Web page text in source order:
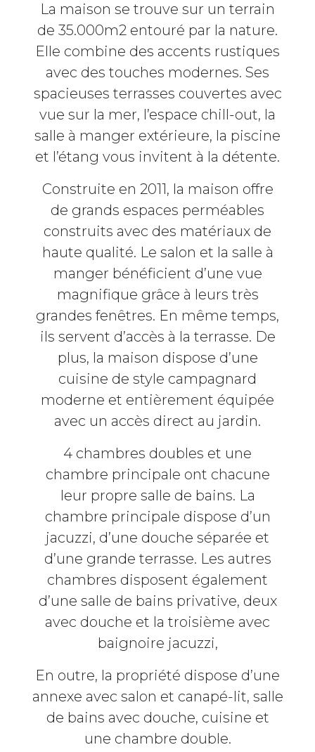
La maison se trouve sur un terrain
de 35.000m2 entouré par la nature.
Elle combine des accents rustiques
avec des touches modernes. Ses
spacieuses terrasses couvertes avec
vue sur la mer, l’espace chill-out, la
salle à manger extérieure, la piscine
et l’étang vous invitent à la détente.
Construite en 2011, la maison offre
de grands espaces perméables
construits avec des matériaux de
haute qualité. Le salon et la salle à
manger bénéficient d’une vue
magnifique grâce à leurs très
grandes fenêtres. En même temps,
ils servent d’accès à la terrasse. De
plus, la maison dispose d’une
cuisine de style campagnard
moderne et entièrement équipée
avec un accès direct au jardin.
4 chambres doubles et une
chambre principale ont chacune
leur propre salle de bains. La
chambre principale dispose d’un
jacuzzi, d’une douche séparée et
d’une grande terrasse. Les autres
chambres disposent également
d’une salle de bains privative, deux
avec douche et la troisième avec
baignoire jacuzzi,
En outre, la propriété dispose d’une
annexe avec salon et canapé-lit, salle
de bains avec douche, cuisine et
une chambre double.